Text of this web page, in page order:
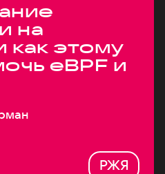
на
как этому
eBPF и
РЖЯ